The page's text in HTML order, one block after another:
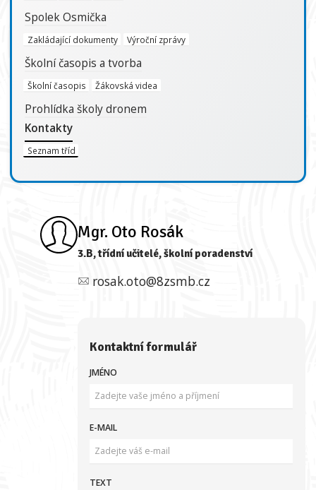
Spolek Osmička
Zakládající dokumenty Výroční zprávy
Školní časopis a tvorba
Školní časopis Žákovská videa
Prohlídka školy dronem
Kontakty
Seznam tříd
Mgr. Oto Rosák
3.B, třídní učitelé, školní poradenství
rosak.oto@8zsmb.cz
Kontaktní formulář
JMÉNO
E-MAIL
TEXT